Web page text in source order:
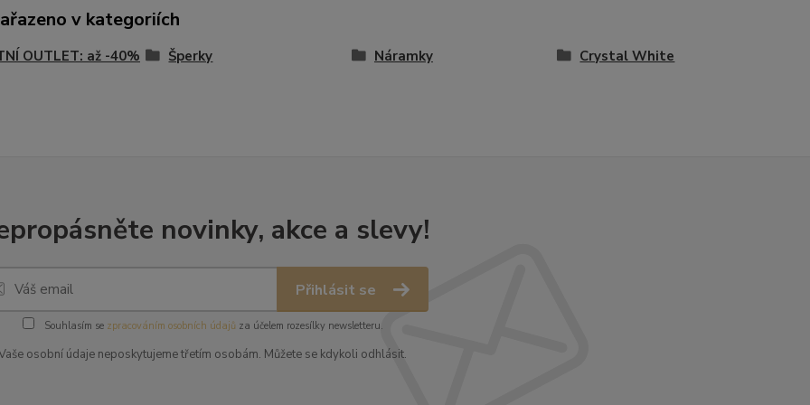
v kategoriích
OUTLET: až -40%
Šperky Náramky Crystal White
novinky, akce a slevy!
Přihlásit se
Souhlasím se zpracováním osobních údajů za účelem rozesílky newsletteru.
osobní údaje neposkytujeme třetím osobám. Můžete se kdykoli odhlásit.